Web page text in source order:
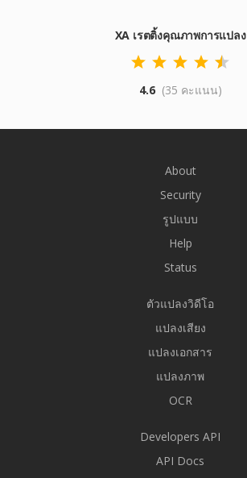
XA เรตติ้งคุณภาพการแปลง
4.6 (35 คะแนน)
About
Security
รูปแบบ
Help
Status
ตัวแปลงวิดีโอ
แปลงเสียง
แปลงเอกสาร
แปลงภาพ
OCR
Developers API
API Docs